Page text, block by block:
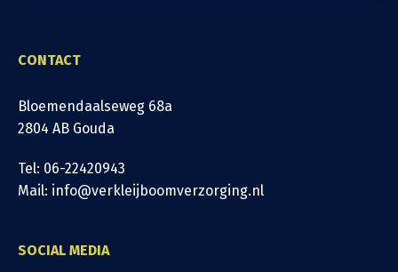
CONTACT
Bloemendaalseweg 68a
2804 AB Gouda
Tel: 06-22420943
Mail: info@verkleijboomverzorging.nl
SOCIAL MEDIA